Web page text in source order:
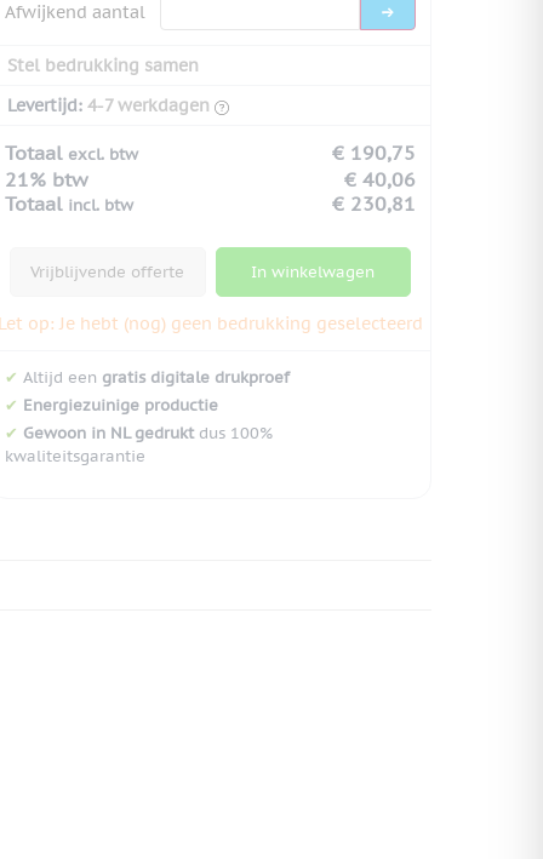
Afwijkend aantal
Stel bedrukking samen
Levertijd: 4-7 werkdagen
Totaal excl. btw
€ 190,75
21% btw
€ 40,06
Totaal incl. btw € 230,81
Vrijblijvende offerte In winkelwagen
Let op: Je hebt (nog) geen bedrukking geselecteerd
✔ Altijd een gratis digitale drukproef
✔ Energiezuinige productie
✔ Gewoon in NL gedruktdus 100%
kwaliteitsgarantie